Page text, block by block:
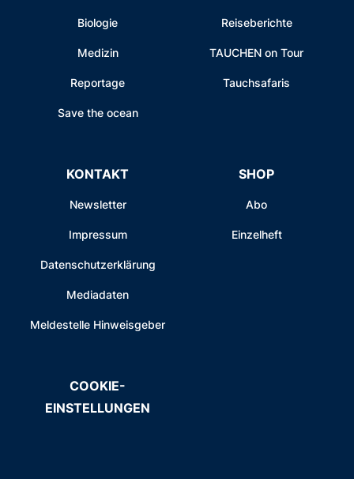
Biologie
Medizin
Reportage
Save the ocean
Reiseberichte
TAUCHEN on Tour
Tauchsafaris
KONTAKT
Newsletter
Impressum
Datenschutzerklärung
Mediadaten
Meldestelle Hinweisgeber
SHOP
Abo
Einzelheft
COOKIE-
EINSTELLUNGEN